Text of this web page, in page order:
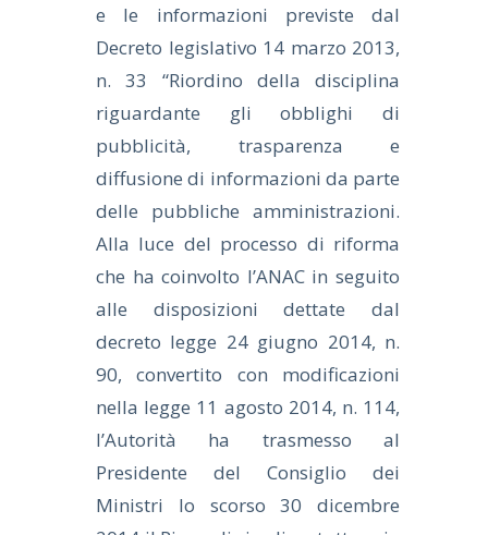
e le informazioni previste dal
Decreto legislativo 14 marzo 2013,
n. 33 “Riordino della disciplina
riguardante gli obblighi di
pubblicità, trasparenza e
diffusione di informazioni da parte
delle pubbliche amministrazioni.
Alla luce del processo di riforma
che ha coinvolto l’ANAC in seguito
alle disposizioni dettate dal
decreto legge 24 giugno 2014, n.
90, convertito con modificazioni
nella legge 11 agosto 2014, n. 114,
l’Autorità ha trasmesso al
Presidente del Consiglio dei
Ministri lo scorso 30 dicembre